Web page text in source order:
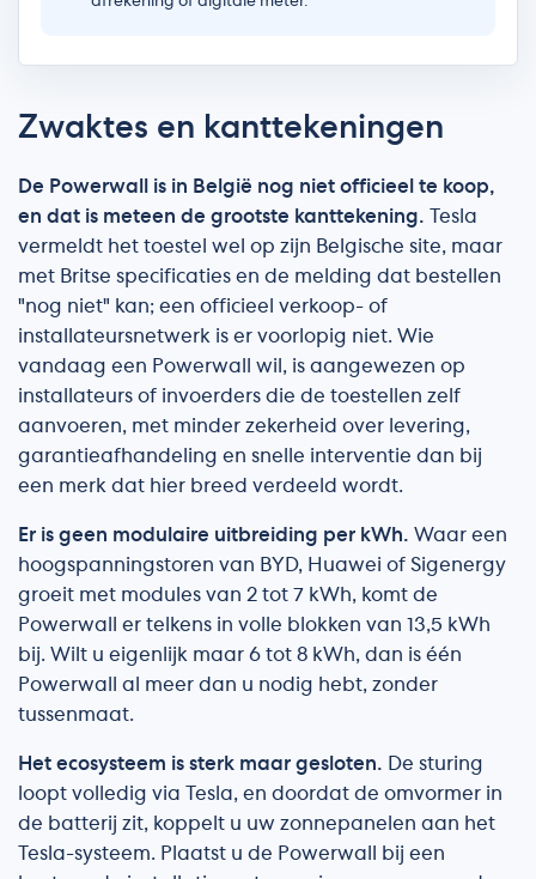
Zwaktes en kanttekeningen
De Powerwall is in België nog niet officieel te koop,
en dat is meteen de grootste kanttekening. Tesla
vermeldt het toestel wel op zijn Belgische site, maar
met Britse specificaties en de melding dat bestellen
"nog niet" kan; een officieel verkoop- of
installateursnetwerk is er voorlopig niet. Wie
vandaag een Powerwall wil, is aangewezen op
installateurs of invoerders die de toestellen zelf
aanvoeren, met minder zekerheid over levering,
garantieafhandeling en snelle interventie dan bij
een merk dat hier breed verdeeld wordt.
Er is geen modulaire uitbreiding per kWh. Waar een
hoogspanningstoren van BYD, Huawei of Sigenergy
groeit met modules van 2 tot 7 kWh, komt de
Powerwall er telkens in volle blokken van 13,5 kWh
bij. Wilt u eigenlijk maar 6 tot 8 kWh, dan is één
Powerwall al meer dan u nodig hebt, zonder
tussenmaat.
Het ecosysteem is sterk maar gesloten. De sturing
loopt volledig via Tesla, en doordat de omvormer in
de batterij zit, koppelt u uw zonnepanelen aan het
Tesla-systeem. Plaatst u de Powerwall bij een